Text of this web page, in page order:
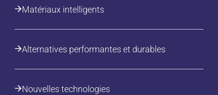
Matériaux intelligents
Alternatives performantes et durables
Nouvelles technologies